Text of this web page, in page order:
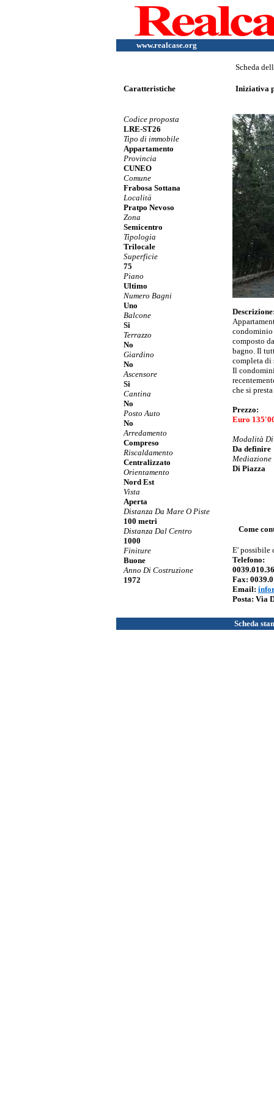
www.realcase.org
Caratteristiche
Codice proposta
LRE-ST26
Tipo di immobile
Appartamento
Provincia
CUNEO
Comune
Frabosa Sottana
Localitä
Pratpo Nevoso
Zona
Semicentro
Tipologia
Trilocale
Superficie
75
Piano
Ultimo
Numero Bagni
Uno
Balcone
Si
Terrazzo
No
Giardino
No
Ascensore
Si
Cantina
No
Posto Auto
No
Arredamento
Compreso
Riscaldamento
Centralizzato
Orientamento
Nord Est
Vista
Aperta
Distanza Da Mare O Piste
100 metri
Distanza Dal Centro
1000
Finiture
Buone
Anno Di Costruzione
1972
Scheda
Iniziativa
condominio
composto
bagno. Il
completa di
Il
che si
Prezzo:
Euro
Modalità Di
Da definire
Mediazione
Di Piazza
Come
E' possibile
Telefono:
Fax:
Email:
Posta: Via
Scheda